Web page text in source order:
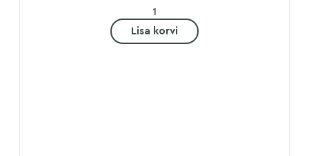
Lisa korvi